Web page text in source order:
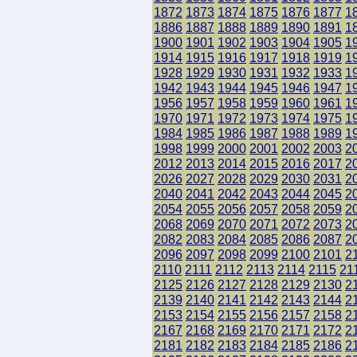
1872 1873 1874 1875 1876 1877
1886 1887 1888 1889 1890 1891
1900 1901 1902 1903 1904 1905
1914 1915 1916 1917 1918 1919
1928 1929 1930 1931 1932 1933
1942 1943 1944 1945 1946 1947
1956 1957 1958 1959 1960 1961
1970 1971 1972 1973 1974 1975
1984 1985 1986 1987 1988 1989
1998 1999 2000 2001 2002 2003
2012 2013 2014 2015 2016 2017
2026 2027 2028 2029 2030 2031
2040 2041 2042 2043 2044 2045
2054 2055 2056 2057 2058 2059
2068 2069 2070 2071 2072 2073
2082 2083 2084 2085 2086 2087
2096 2097 2098 2099 2100 2101
2110 2111 2112 2113 2114 2115
2125 2126 2127 2128 2129 2130
2139 2140 2141 2142 2143 2144
2153 2154 2155 2156 2157 2158
2167 2168 2169 2170 2171 2172
2181 2182 2183 2184 2185 2186